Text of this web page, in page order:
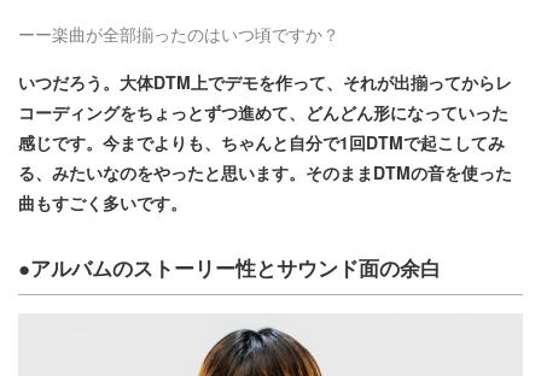
ーー楽曲が全部揃ったのはいつ頃ですか？
いつだろう。大体DTM上でデモを作って、それが出揃ってからレ
コーディングをちょっとずつ進めて、どんどん形になっていった
感じです。今までよりも、ちゃんと自分で1回DTMで起こしてみ
る、みたいなのをやったと思います。そのままDTMの音を使った
曲もすごく多いです。
●アルバムのストーリー性とサウンド面の余白